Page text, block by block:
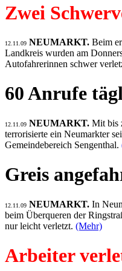
Zwei
12.11.09 NEUMARKT. Beim
Landkreis wurden am
Autofahrerinnen schwer
60 Anrufe
12.11.09 NEUMARKT. Mit bis
terrorisierte ein Neumarkter
Gemeindebereich Sengenthal.
Greis
12.11.09 NEUMARKT. In
beim Überqueren der
nur leicht verletzt. (Mehr)
Arbeiter